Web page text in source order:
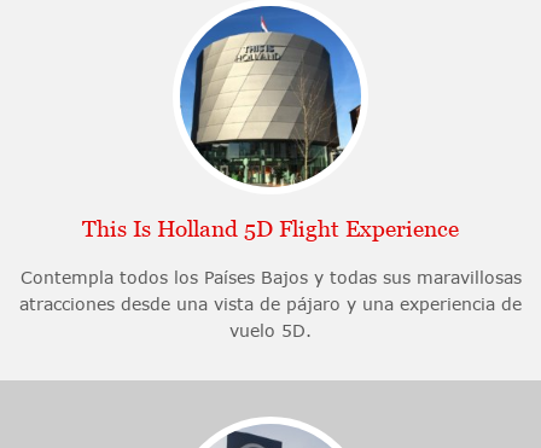
This Is Holland 5D Flight Experience
Contempla todos los Países Bajos y todas sus maravillosas
atracciones desde una vista de pájaro y una experiencia de
vuelo 5D.